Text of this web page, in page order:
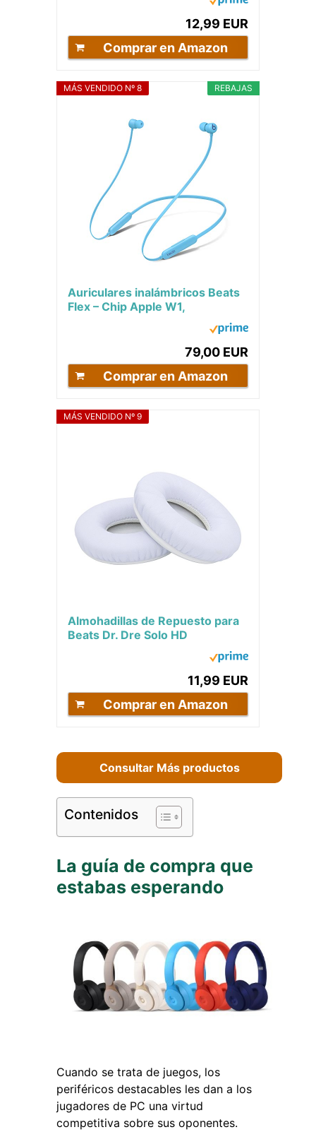
12,99 EUR
Comprar en Amazon
REBAJAS
MÁS VENDIDO Nº 8
Auriculares inalámbricos Beats
Flex – Chip Apple W1,
79,00 EUR
Comprar en Amazon
MÁS VENDIDO Nº 9
Almohadillas de Repuesto para
Beats Dr. Dre Solo HD
Headphone Auriculares de...
11,99 EUR
Comprar en Amazon
Consultar Más productos
Contenidos
La guía de compra que
estabas esperando
Cuando se trata de juegos, los
periféricos destacables les dan a los
jugadores de PC una virtud
competitiva sobre sus oponentes.